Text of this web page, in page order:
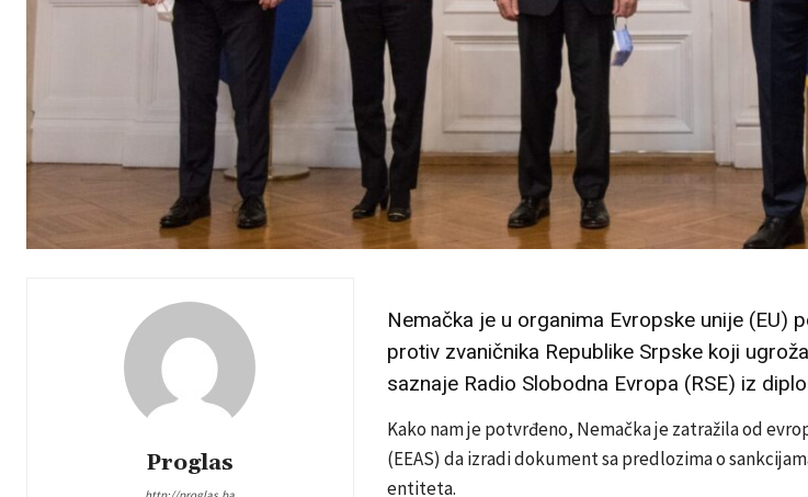
Proglas
Nemačka je u organima Evropske unije (EU)
protiv zvaničnika Republike Srpske koji
saznaje Radio Slobodna Evropa (RSE) iz
Kako nam je potvrđeno, Nemačka je zatražila od
(EEAS) da izradi dokument sa predlozima o
entiteta.